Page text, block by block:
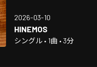
2026-03-10
HINEMOS
シングル • 1曲 • 3分